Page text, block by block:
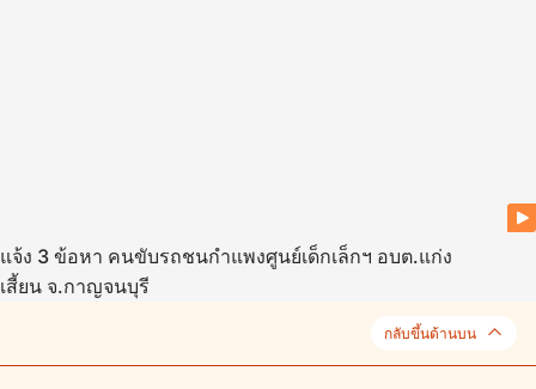
แจ้ง 3 ข้อหา คนขับรถชนกำแพงศูนย์เด็กเล็กฯ อบต.แก่ง
เสี้ยน จ.กาญจนบุรี
กลับขึ้นด้านบน